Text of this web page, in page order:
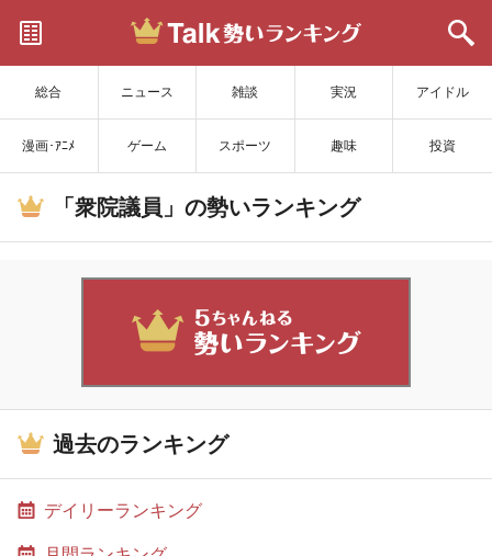
総合 ニュース 雑談 実況 アイドル
漫画･ｱﾆﾒ ゲーム スポーツ 趣味 投資
サイトを更新
「衆院議員」の勢いランキング
過去のランキング
デイリーランキング